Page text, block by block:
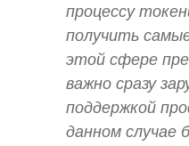
процессу
получить
этой сфере
важно сразу
поддержкой
данном случае